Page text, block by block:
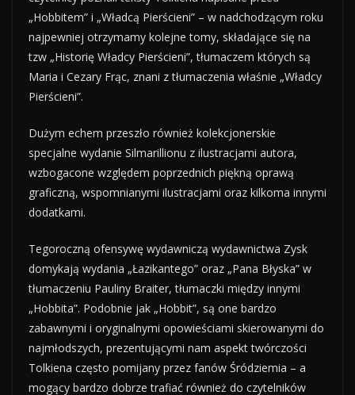
„Hobbitem” i „Władcą Pierścieni” – w nadchodzącym roku
najpewniej otrzymamy kolejne tomy, składające się na
tzw „Historię Władcy Pierścieni”, tłumaczem których są
Maria i Cezary Frąc, znani z tłumaczenia właśnie „Władcy
Pierścieni”.
Dużym echem przeszło również kolekcjonerskie
specjalne wydanie Silmarillionu z ilustracjami autora,
wzbogacone względem poprzednich piękną oprawą
graficzną, wspomnianymi ilustracjami oraz kilkoma innymi
dodatkami.
Tegoroczną ofensywę wydawniczą wydawnictwa Zysk
domykają wydania „Łazikantego” oraz „Pana Błyska” w
tłumaczeniu Pauliny Braiter, tłumaczki między innymi
„Hobbita”. Podobnie jak „Hobbit”, są one bardzo
zabawnymi i oryginalnymi opowieściami skierowanymi do
najmłodszych, prezentującymi nam aspekt twórczości
Tolkiena często pomijany przez fanów Śródziemia – a
mogący bardzo dobrze trafiać również do czytelników